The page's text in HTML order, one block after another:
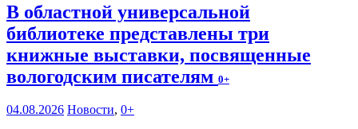
В областной универсальной
библиотеке представлены три
книжные выставки, посвященные
вологодским писателям 0+
04.08.2026 Новости, 0+